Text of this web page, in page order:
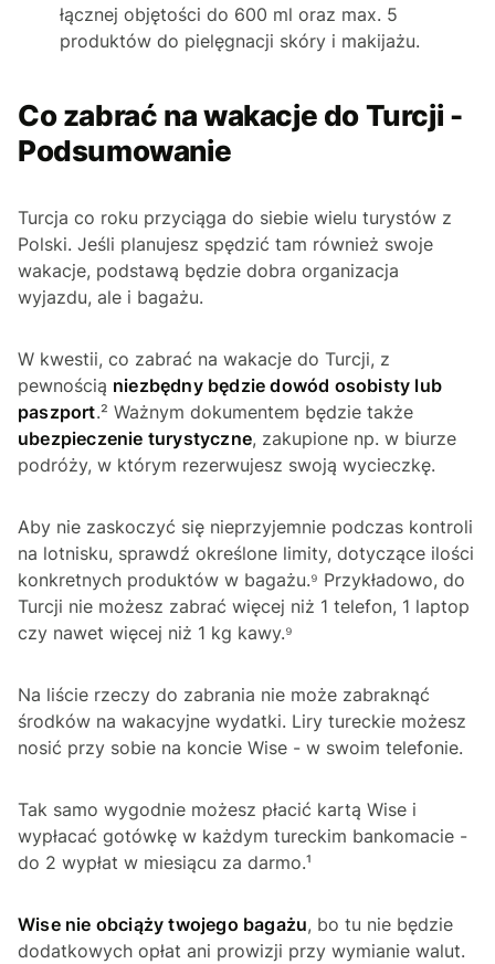
łącznej objętości do 600 ml oraz max. 5
produktów do pielęgnacji skóry i makijażu.
Co zabrać na wakacje do Turcji -
Podsumowanie
Turcja co roku przyciąga do siebie wielu turystów z
Polski. Jeśli planujesz spędzić tam również swoje
wakacje, podstawą będzie dobra organizacja
wyjazdu, ale i bagażu.
W kwestii, co zabrać na wakacje do Turcji, z
pewnością niezbędny będzie dowód osobisty lub
paszport.² Ważnym dokumentem będzie także
ubezpieczenie turystyczne, zakupione np. w biurze
podróży, w którym rezerwujesz swoją wycieczkę.
Aby nie zaskoczyć się nieprzyjemnie podczas kontroli
na lotnisku, sprawdź określone limity, dotyczące ilości
konkretnych produktów w bagażu.⁹ Przykładowo, do
Turcji nie możesz zabrać więcej niż 1 telefon, 1 laptop
czy nawet więcej niż 1 kg kawy.⁹
Na liście rzeczy do zabrania nie może zabraknąć
środków na wakacyjne wydatki. Liry tureckie możesz
nosić przy sobie na koncie Wise - w swoim telefonie.
Tak samo wygodnie możesz płacić kartą Wise i
wypłacać gotówkę w każdym tureckim bankomacie -
do 2 wypłat w miesiącu za darmo.¹
Wise nie obciąży twojego bagażu, bo tu nie będzie
dodatkowych opłat ani prowizji przy wymianie walut.